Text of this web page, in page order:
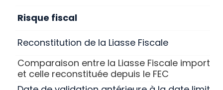
Risque fiscal
Reconstitution de la Liasse Fiscale
Comparaison entre la Liasse Fiscale importée
et celle reconstituée depuis le FEC